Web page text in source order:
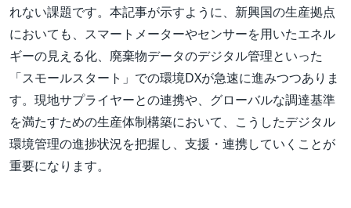
れない課題です。本記事が示すように、新興国の生産拠点
においても、スマートメーターやセンサーを用いたエネル
ギーの見える化、廃棄物データのデジタル管理といった
「スモールスタート」での環境DXが急速に進みつつありま
す。現地サプライヤーとの連携や、グローバルな調達基準
を満たすための生産体制構築において、こうしたデジタル
環境管理の進捗状況を把握し、支援・連携していくことが
重要になります。